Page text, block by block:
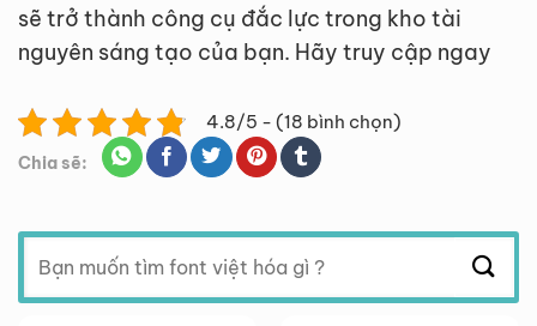
sẽ trở thành công cụ đắc lực trong kho tài
nguyên sáng tạo của bạn. Hãy truy cập ngay
4.8/5 - (18 bình chọn)
Chia sẽ:
Tìm
kiếm: